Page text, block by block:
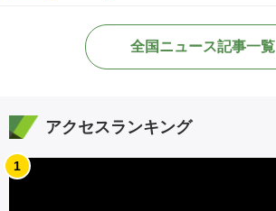
全国ニュース記事一覧
アクセスランキング
1